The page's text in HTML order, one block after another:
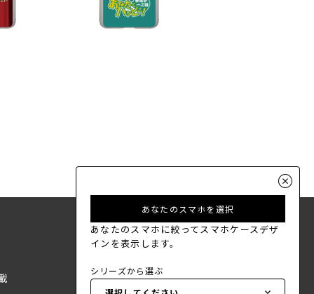
あなたのスマホを選択
あなたのスマホに絞ってスマホケースデザ
インを表示します。
シリーズから選ぶ